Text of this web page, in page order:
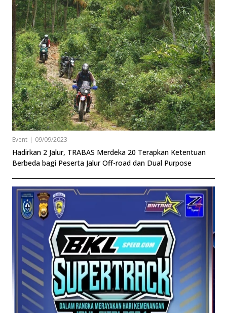
Event | 09/09/2023
Hadirkan 2 Jalur, TRABAS Merdeka 20 Terapkan Ketentuan
Berbeda bagi Peserta Jalur Off-road dan Dual Purpose